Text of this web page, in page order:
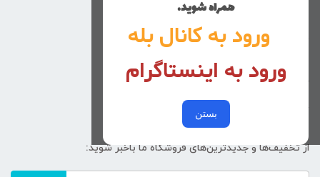
همراه شوید.
ورود به کانال بله
ورود به اینستاگرام
بستن
تماس با ما
کد پیگیری سفارشات
خرید عمده
از تخفیف‌ها و جدیدترین‌های فروشگاه ما باخبر شوید: